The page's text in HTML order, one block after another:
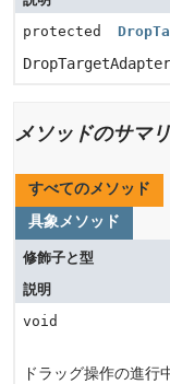
protected
DropTargetAdapter
メソッドのサマ
すべてのメソッド
具象メソッド
修飾子と型
説明
void
ドラッグ操作の進行